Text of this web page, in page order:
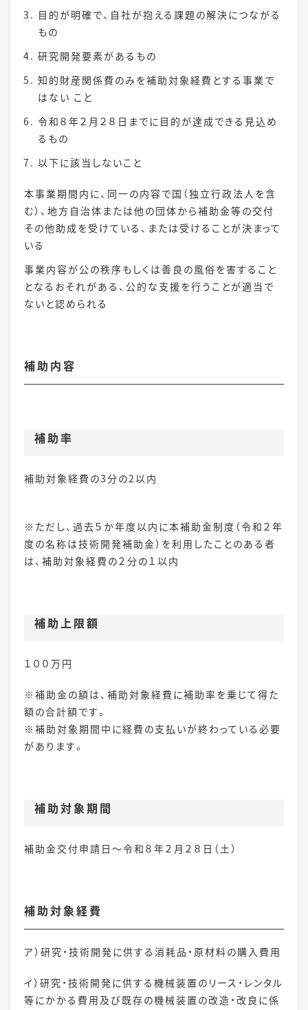
目的が明確で、自社が抱える課題の解決につながる
もの
研究開発要素があるもの
知的財産関係費のみを補助対象経費とする事業で
はない こと
令和８ 年２ 月２８日までに目的が達成できる見込め
るもの
以下に該当しないこと
本事業期間内に、同一の内容で国（独立行政法人を含
む）、地方自治体または他の団体から補助金等の交付
その他助成を受けている、または受けることが決まって
いる
事業内容が公の秩序もしくは善良の風俗を害すること
となるおそれがある、公的な支援を行うことが適当で
ないと認められる
補助内容
補助率
補助対象経費の3分の2以内
※ただし、過去５か年度以内に本補助金制度 （令和２ 年
度の名称は技術開発補助金） を利用したことのある者
は、補助対象経費の２分の１以内
補助 上限額
１００万円
※補助金の額は、補助対象経費に補助率を乗じて得た
額の合計額です。
※補助対象期間中に経費の支払いが終わっている必要
があります。
補助対象期間
補助金交付申請日～令和８ 年２ 月２８日（土）
補助対象経費
ア）研究・技術開発に供する 消耗品 ・原材料の購入費用
イ）研究・技術開発に供する機械装置のリース・レンタル
等にかかる費用及び既存の機械装置の改造・改良に係